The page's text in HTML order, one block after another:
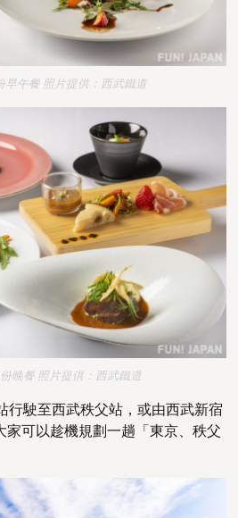
早午餐 照片提供：西武鐵道
晚餐 照片提供：西武鐵道
行駛至西武秩父站，或由西武新宿
家可以趁機規劃一趟 「東京、秩父